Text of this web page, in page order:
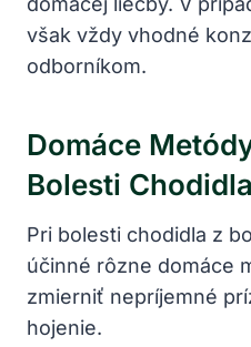
však vždy vhodné
odborníkom.
Domáce
Bolesti
Pri bolesti chodidla z
účinné rôzne domáce
zmierniť nepríjemné
hojenie.